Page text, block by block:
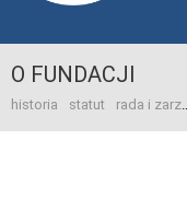
O FUNDACJI
historia statut rada i zarząd